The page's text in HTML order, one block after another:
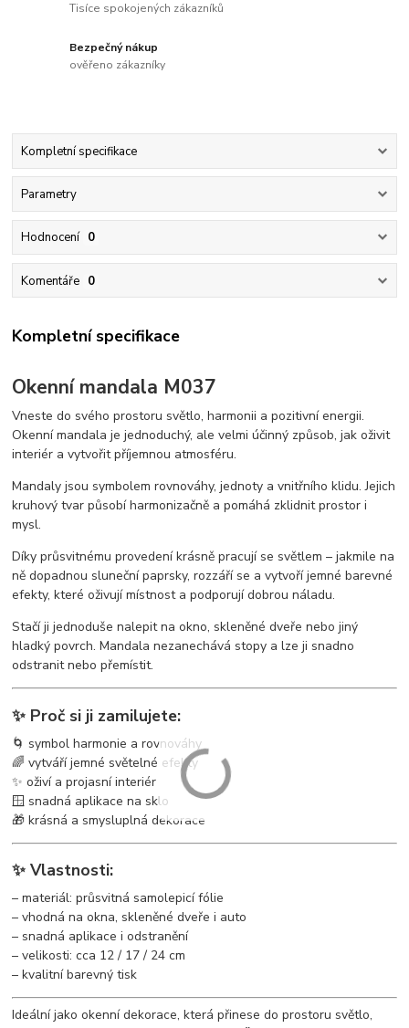
Tisíce spokojených zákazníků
Bezpečný nákup
ověřeno zákazníky
Kompletní specifikace
Parametry
Hodnocení 0
Komentáře 0
Kompletní specifikace
Okenní mandala M037
Vneste do svého prostoru světlo, harmonii a pozitivní energii.
Okenní mandala je jednoduchý, ale velmi účinný způsob, jak oživit
interiér a vytvořit příjemnou atmosféru.
Mandaly jsou symbolem rovnováhy, jednoty a vnitřního klidu. Jejich
kruhový tvar působí harmonizačně a pomáhá zklidnit prostor i
mysl.
Díky průsvitnému provedení krásně pracují se světlem – jakmile na
ně dopadnou sluneční paprsky, rozzáří se a vytvoří jemné barevné
efekty, které oživují místnost a podporují dobrou náladu.
Stačí ji jednoduše nalepit na okno, skleněné dveře nebo jiný
hladký povrch. Mandala nezanechává stopy a lze ji snadno
odstranit nebo přemístit.
✨ Proč si ji zamilujete:
🌀 symbol harmonie a rovnováhy
🌈 vytváří jemné světelné efekty
✨ oživí a projasní interiér
🪟 snadná aplikace na sklo
🎁 krásná a smysluplná dekorace
✨ Vlastnosti:
– materiál: průsvitná samolepicí fólie
– vhodná na okna, skleněné dveře i auto
– snadná aplikace i odstranění
– velikosti: cca 12 / 17 / 24 cm
– kvalitní barevný tisk
Ideální jako okenní dekorace, která přinese do prostoru světlo,